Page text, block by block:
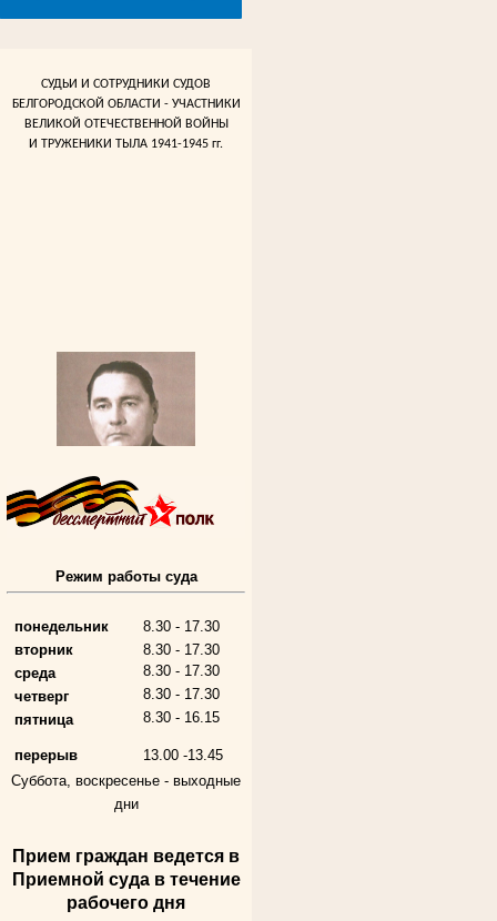
СУДЬИ И СОТРУДНИКИ СУДОВ
БЕЛГОРОДСКОЙ ОБЛАСТИ - УЧАСТНИКИ
ВЕЛИКОЙ ОТЕЧЕСТВЕННОЙ ВОЙНЫ
И ТРУЖЕНИКИ ТЫЛА 1941-1945 гг.
Алферьев Сергей Григорьевич
Участник Великой Отечественной войны
народного суда
в период с 1954 по 1982 гг.
Андрющенкова Тамара Ивановна
Труженица тыла в годы
Великой Отечественной войны
Судья Белгородского областного суда
Режим работы суда
понедельник
8.30 - 17.30
вторник
8.30 - 17.30
среда
8.30 - 17.30
четверг
8.30 - 17.30
пятница
8.30 - 16.15
перерыв
13.00 -13.45
Суббота, воскресенье - выходные
дни
Прием граждан ведется в
Приемной суда в течение
рабочего дня